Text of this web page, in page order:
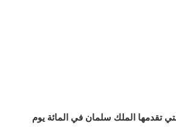
تقدمها الملك سلمان في المائة يوم